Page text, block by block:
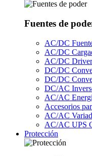
Fuentes de
AC/DC
AC/DC
AC/DC
DC/DC
DC/DC
DC/AC
AC/AC
Accesorios
AC/AC
AC/AC UPS
Protección